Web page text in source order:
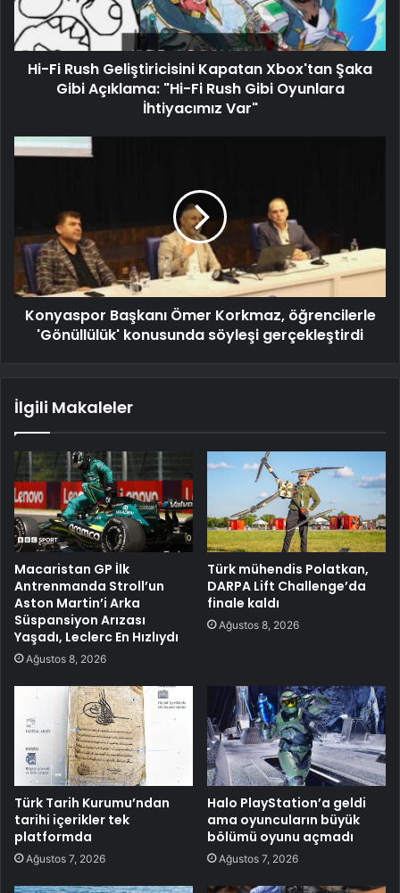
Hi-Fi Rush Geliştiricisini Kapatan Xbox'tan Şaka
Gibi Açıklama: "Hi-Fi Rush Gibi Oyunlara
İhtiyacımız Var"
Konyaspor Başkanı Ömer Korkmaz, öğrencilerle
'Gönüllülük' konusunda söyleşi gerçekleştirdi
İlgili Makaleler
Macaristan GP İlk
Antrenmanda Stroll’un
Aston Martin’i Arka
Süspansiyon Arızası
Yaşadı, Leclerc En Hızlıydı
Ağustos 8, 2026
Türk mühendis Polatkan,
DARPA Lift Challenge’da
finale kaldı
Ağustos 8, 2026
Türk Tarih Kurumu’ndan
tarihi içerikler tek
platformda
Ağustos 7, 2026
Halo PlayStation’a geldi
ama oyuncuların büyük
bölümü oyunu açmadı
Ağustos 7, 2026